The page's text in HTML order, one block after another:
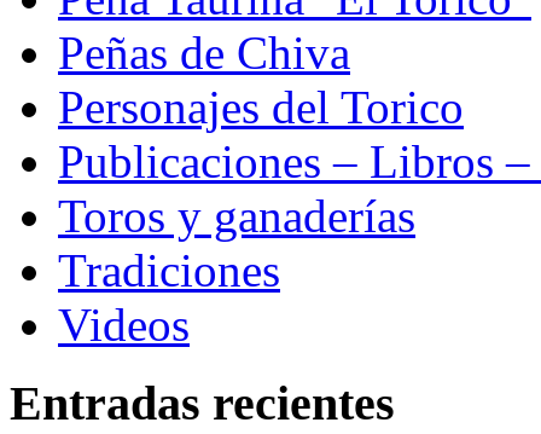
Peñas de Chiva
Personajes del Torico
Publicaciones – Libros –
Toros y ganaderías
Tradiciones
Videos
Entradas recientes